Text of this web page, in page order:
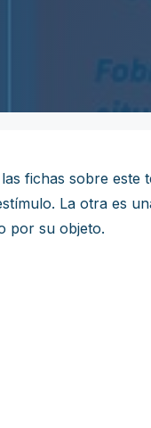
fichas sobre este
La otra es
por su objeto.